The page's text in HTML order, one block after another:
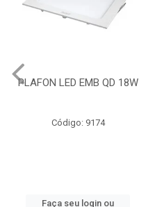
PLAFON LED EMB QD 18W
Código: 9174
Faça seu login ou